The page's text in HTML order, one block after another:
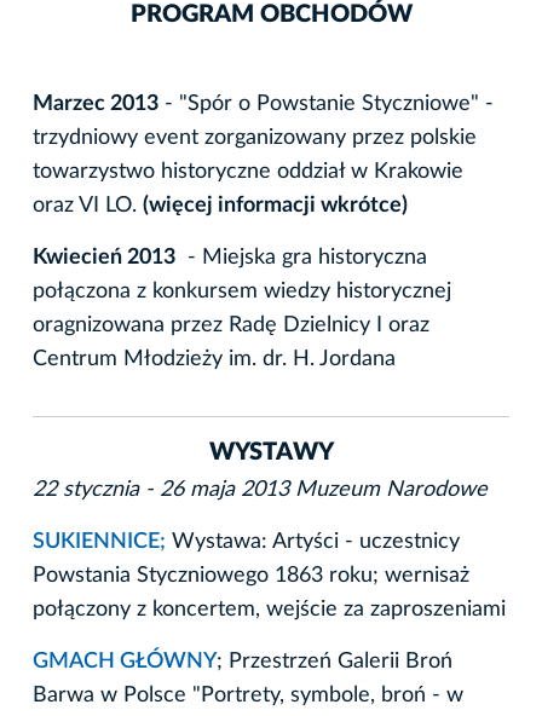
PROGRAM OBCHODÓW
Marzec 2013 - "Spór o Powstanie Styczniowe" -
trzydniowy event zorganizowany przez polskie
towarzystwo historyczne oddział w Krakowie
oraz VI LO. (więcej informacji wkrótce)
Kwiecień 2013 - Miejska gra historyczna
połączona z konkursem wiedzy historycznej
oragnizowana przez Radę Dzielnicy I oraz
Centrum Młodzieży im. dr. H. Jordana
WYSTAWY
22 stycznia - 26 maja 2013 Muzeum Narodowe
SUKIENNICE; Wystawa: Artyści - uczestnicy
Powstania Styczniowego 1863 roku; wernisaż
połączony z koncertem, wejście za zaproszeniami
GMACH GŁÓWNY; Przestrzeń Galerii Broń
Barwa w Polsce "Portrety, symbole, broń - w